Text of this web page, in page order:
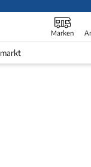
Marken